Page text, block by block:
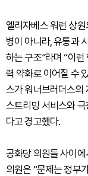
엘리자베스 워런 상
병이 아니라, 유통과
하는 구조”라며 “이
력 약화로 이어질 수
스가 워너브러더스의
스트리밍 서비스와
다고 경고했다.
공화당 의원들 사이
의원은 “문제는 정부